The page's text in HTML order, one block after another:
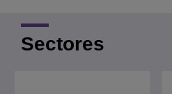
Sectores